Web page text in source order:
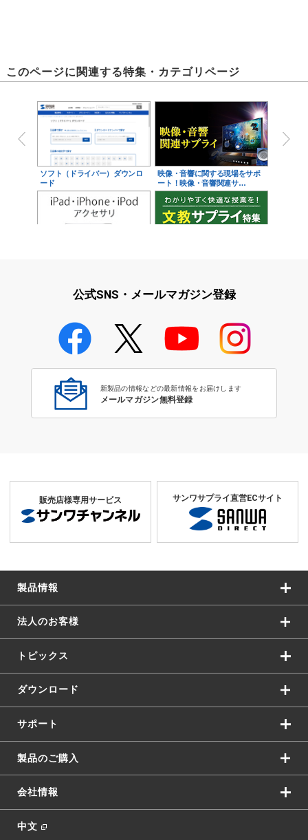
このページに関連する特集・カテゴリページ
ソフト（ドライバー）ダウンロ
ード
映像・音響に関する現場をサポ
ート！映像・音響関連サ…
学校教育のICT環境整備特集
公式SNS・メールマガジン登録
新製品の情報などの最新情報をお届けします
メールマガジン無料登録
販売店様専用サービス サンワサプライ直営ECサイト
製品情報
法人のお客様
トピックス
ダウンロード
サポート
製品のご購入
会社情報
中文